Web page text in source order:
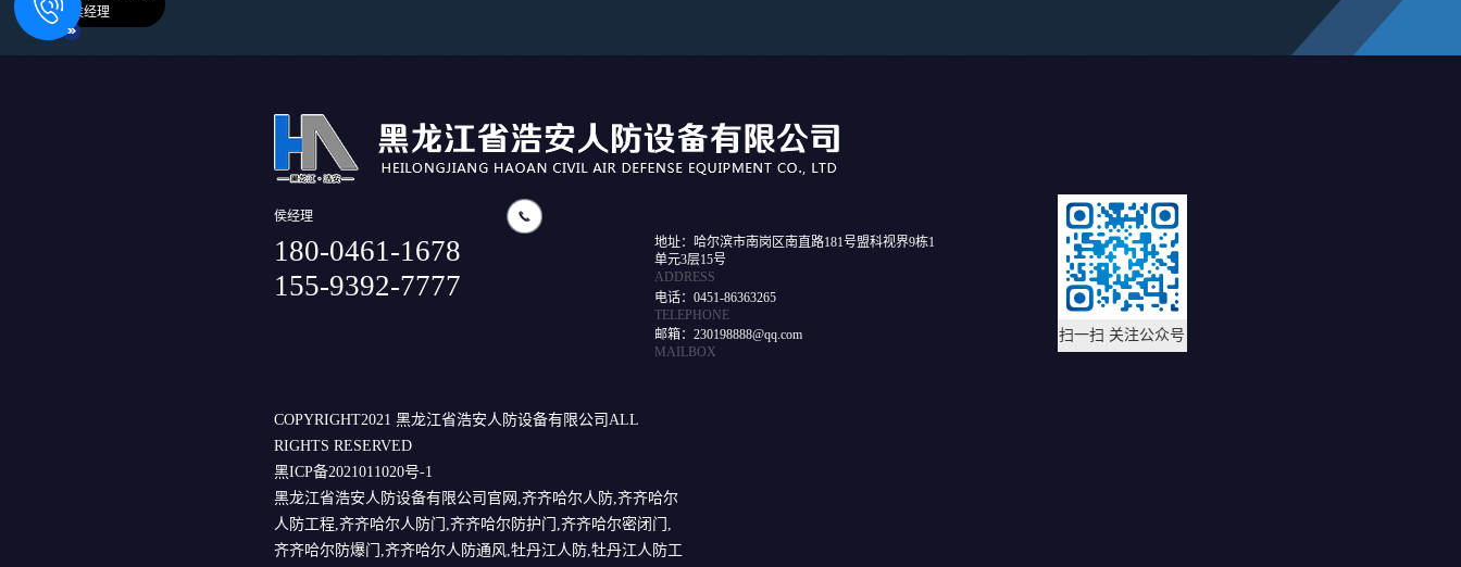
侯经理
侯经理
180-0461-1678
155-9392-7777
地址：哈尔滨市南岗区南直路181号盟科视界9栋1
单元3层15号
ADDRESS
电话：0451-86363265
TELEPHONE
邮箱：230198888@qq.com
MAILBOX
扫一扫 关注公众号
COPYRIGHT2021 黑龙江省浩安人防设备有限公司ALL
RIGHTS RESERVED
黑ICP备2021011020号-1
黑龙江省浩安人防设备有限公司官网,齐齐哈尔人防,齐齐哈尔
人防工程,齐齐哈尔人防门,齐齐哈尔防护门,齐齐哈尔密闭门,
齐齐哈尔防爆门,齐齐哈尔人防通风,牡丹江人防,牡丹江人防工